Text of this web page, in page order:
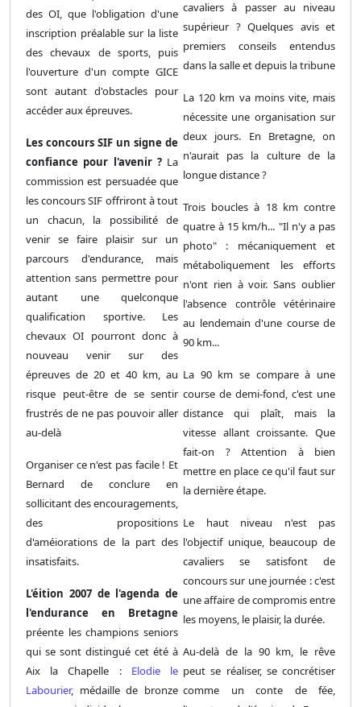
des OI, que l'obligation d'une
inscription préalable sur la liste
des chevaux de sports, puis
l'ouverture d'un compte GICE
sont autant d'obstacles pour
accéder aux épreuves.
Les concours SIF un signe de
confiance pour l'avenir ?La
commission est persuadée que
les concours SIF offriront à tout
un chacun, la possibilité de
venir se faire plaisir sur un
parcours d'endurance, mais
attention sans permettre pour
autant une quelconque
qualification sportive. Les
chevaux OI pourront donc à
nouveau venir sur des
épreuves de 20 et 40 km, au
risque peut-être de se sentir
frustrés de ne pas pouvoir aller
au-delà
Organiser ce n'est pas facile ! Et
Bernard de conclure en
sollicitant des encouragements,
des propositions
d'améiorations de la part des
insatisfaits.
L'éition 2007 de l'agenda de
l'endurance en Bretagne
préente les champions seniors
qui se sont distingué cet été à
Aix la Chapelle : Elodie le
Labourier, médaille de bronze
cavaliers à passer au niveau
supérieur ? Quelques avis et
premiers conseils entendus
dans la salle et depuis la tribune
La 120 km va moins vite, mais
nécessite une organisation sur
deux jours. En Bretagne, on
n'aurait pas la culture de la
longue distance ?
Trois boucles à 18 km contre
quatre à 15 km/h... "Il n'y a pas
photo" : mécaniquement et
métaboliquement les efforts
n'ont rien à voir. Sans oublier
l'absence contrôle vétérinaire
au lendemain d'une course de
90 km...
La 90 km se compare à une
course de demi-fond, c'est une
distance qui plaît, mais la
vitesse allant croissante. Que
fait-on ? Attention à bien
mettre en place ce qu'il faut sur
la dernière étape.
Le haut niveau n'est pas
l'objectif unique, beaucoup de
cavaliers se satisfont de
concours sur une journée : c'est
une affaire de compromis entre
les moyens, le plaisir, la durée.
Au-delà de la 90 km, le rêve
peut se réaliser, se concrétiser
comme un conte de fée,